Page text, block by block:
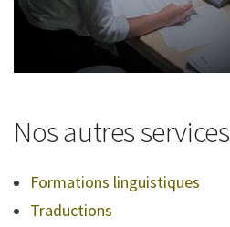
Nos autres services
Formations linguistiques
Traductions